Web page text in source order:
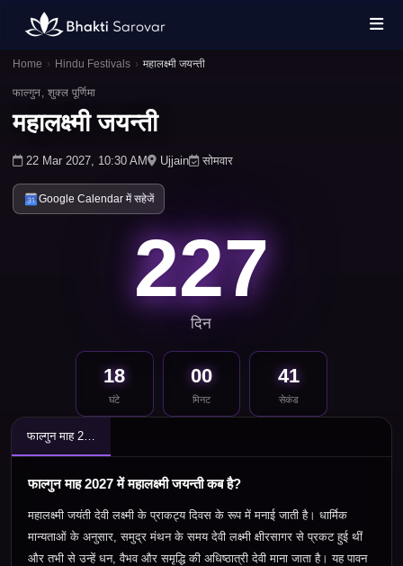
Home › Hindu Festivals › महालक्ष्मी जयन्ती
फाल्गुन, शुक्ल पूर्णिमा
महालक्ष्मी जयन्ती
22 Mar 2027, 10:30 AM Ujjain सोमवार
Google Calendar में सहेजें
227
दिन
18
घंटे
00
मिनट
41
सेकंड
फाल्गुन माह 2027 में महालक्ष्मी जयन्ती कब है?
फाल्गुन माह 2027 में महालक्ष्मी जयन्ती कब है?
महालक्ष्मी जयंती देवी लक्ष्मी के प्राकट्य दिवस के रूप में मनाई जाती है। धार्मिक
मान्यताओं के अनुसार, समुद्र मंथन के समय देवी लक्ष्मी क्षीरसागर से प्रकट हुई थीं
और तभी से उन्हें धन, वैभव और समृद्धि की अधिष्ठात्री देवी माना जाता है। यह पावन